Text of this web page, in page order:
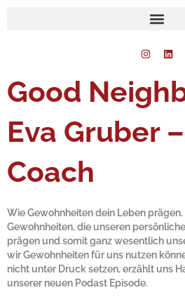
I
n
a
g
r
m
L
i
k
e
Good
Eva Gruber
Coach
Wie Gewohnheiten dein Leben
Gewohnheiten, die unseren
prägen und somit ganz wesentlich
wir Gewohnheiten für uns nutzen
nicht unter Druck setzen, erzählt uns
unserer neuen Podast Episode.